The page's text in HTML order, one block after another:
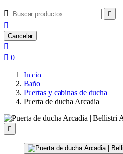
 

Cancelar

 0
Inicio
Baño
Puertas y cabinas de ducha
Puerta de ducha Arcadia
